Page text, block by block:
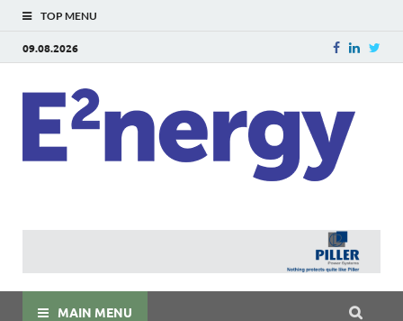
TOP MENU
09.08.2026
MAIN MENU